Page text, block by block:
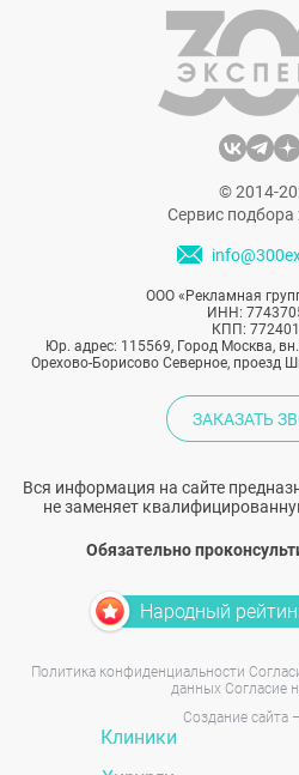
© 2014-
Сервис подбора
ООО «Рекламная
ИНН:
КПП:
Юр. адрес: 115569, Город Москва,
Орехово-Борисово Северное, проезд
ЗАКАЗАТЬ
Вся информация на сайте
не заменяет
Обязательно
Народный
Политика конфиденциальности
данных Согласие
Создание сайта –
Клиники